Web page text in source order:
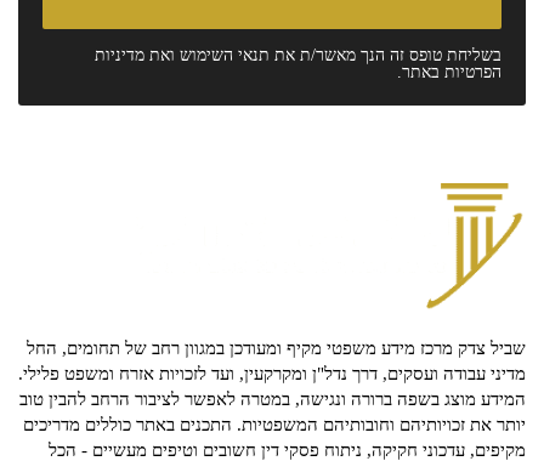
בשליחת טופס זה הנך מאשר/ת את תנאי השימוש ואת מדיניות
הפרטיות באתר.
שביל צדק מרכז מידע משפטי מקיף ומעודכן במגוון רחב של תחומים, החל
מדיני עבודה ועסקים, דרך נדל"ן ומקרקעין, ועד לזכויות אזרח ומשפט פלילי.
המידע מוצג בשפה ברורה ונגישה, במטרה לאפשר לציבור הרחב להבין טוב
יותר את זכויותיהם וחובותיהם המשפטיות. התכנים באתר כוללים מדריכים
מקיפים, עדכוני חקיקה, ניתוח פסקי דין חשובים וטיפים מעשיים - הכל